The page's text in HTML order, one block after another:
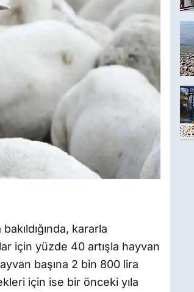
kararla
için yüzde 40 artışla hayvan
başına 2 bin 800 lira
için ise bir önceki yıla